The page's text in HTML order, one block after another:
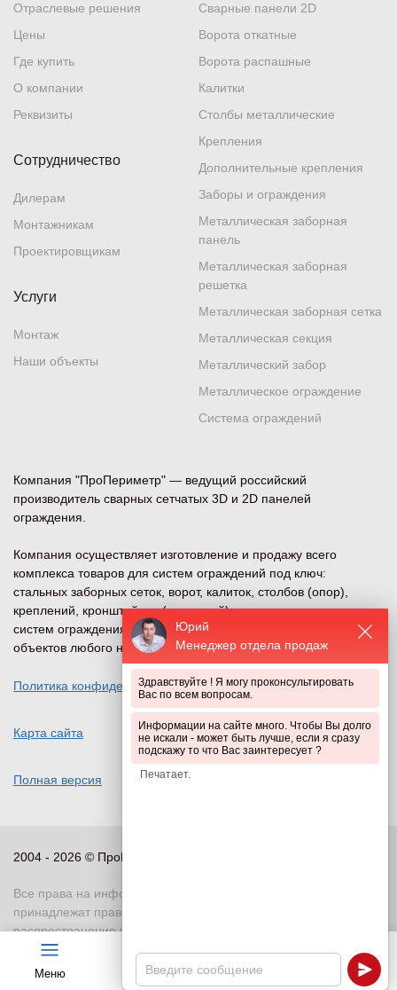
Меню Каталог Калькулятор Чат
Юрий
Менеджер отдела продаж
Здравствуйте ! Я могу проконсультировать
Вас по всем вопросам.
Информации на сайте много. Чтобы Вы долго
не искали - может быть лучше, если я сразу
подскажу то что Вас заинтересует ?
Компания "ПроПериметр" — ведущий российский
производитель сварных сетчатых 3D и 2D панелей
ограждения.
Компания осуществляет изготовление и продажу всего
комплекса товаров для систем ограждений под ключ:
стальных заборных сеток, ворот, калиток, столбов (опор),
креплений, кронштейнов (наверший) и других компонентов
систем ограждения и безопасности периметра для
объектов любого назначения.
Политика конфиденциальности
Карта сайта
Полная версия
Отраслевые решения
Цены
Где купить
О компании
Реквизиты
Сварные панели 2D
Ворота откатные
Ворота распашные
Калитки
Столбы металлические
Крепления
Дополнительные крепления
Заборы и ограждения
Металлическая заборная
панель
Металлическая заборная
решетка
Металлическая заборная сетка
Металлическая секция
Металлический забор
Металлическое ограждение
Система ограждений
Сотрудничество
Дилерам
Монтажникам
Проектировщикам
Услуги
Монтаж
Наши объекты
2004 - 2026 © ПроПериметр, все права защищены
Все права на информационные и иные материалы сайта
принадлежат правообладателю. Воспроизведение или
распространение указанных материалов в любой форме
может производиться только с письменного разрешения
правообладателя, в противном случае возможно применение
ответственности в соответствии с действующим